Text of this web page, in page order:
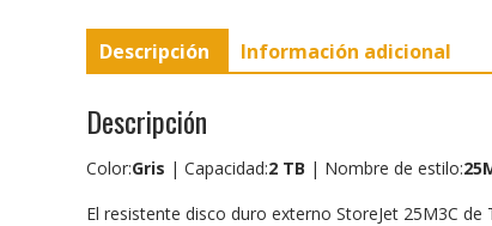
Descripción Información adicional
Descripción
Color:Gris | Capacidad:2 TB | Nombre de estilo:
El resistente disco duro externo StoreJet 25M3C